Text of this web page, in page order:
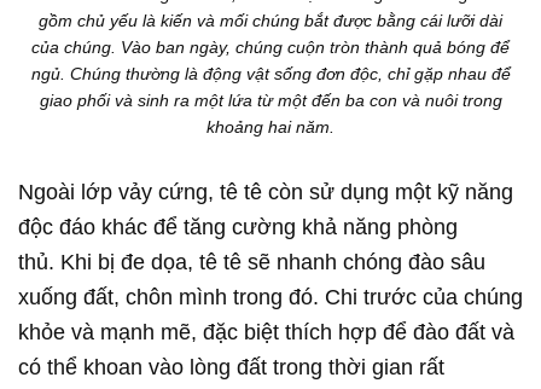
gồm chủ yếu là kiến và mối chúng bắt được bằng cái lưỡi dài
của chúng. Vào ban ngày, chúng cuộn tròn thành quả bóng để
ngủ. Chúng thường là động vật sống đơn độc, chỉ gặp nhau để
giao phối và sinh ra một lứa từ một đến ba con và nuôi trong
khoảng hai năm.
Ngoài lớp vảy cứng, tê tê còn sử dụng một kỹ năng
độc đáo khác để tăng cường khả năng phòng
thủ. Khi bị đe dọa, tê tê sẽ nhanh chóng đào sâu
xuống đất, chôn mình trong đó. Chi trước của chúng
khỏe và mạnh mẽ, đặc biệt thích hợp để đào đất và
có thể khoan vào lòng đất trong thời gian rất